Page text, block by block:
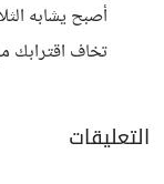
أصبح يشابه
تخاف اقترابك
التعليقات